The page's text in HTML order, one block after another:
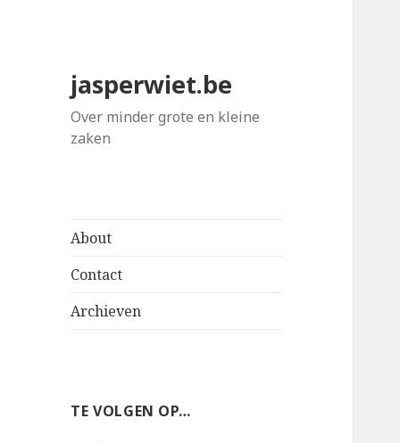
jasperwiet.be
Over minder grote en kleine
zaken
About
Contact
Archieven
TE VOLGEN OP…